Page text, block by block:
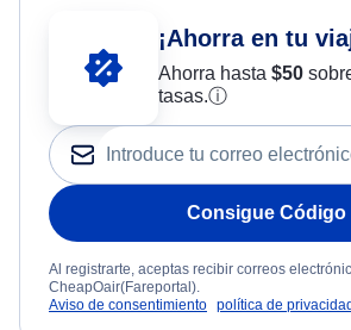
¡Ahorra en tu
Ahorra hasta $50
tasas.ⓘ
Consigue Código
Al registrarte, aceptas recibir correos
CheapOair(Fareportal).
Aviso de consentimiento política de